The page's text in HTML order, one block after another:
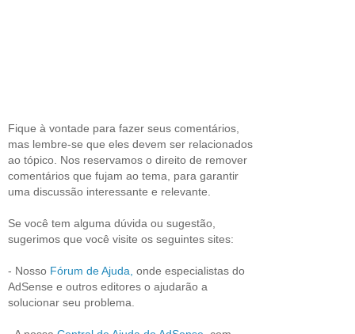
Fique à vontade para fazer seus comentários,
mas lembre-se que eles devem ser relacionados
ao tópico. Nos reservamos o direito de remover
comentários que fujam ao tema, para garantir
uma discussão interessante e relevante.
Se você tem alguma dúvida ou sugestão,
sugerimos que você visite os seguintes sites:
- Nosso Fórum de Ajuda, onde especialistas do
AdSense e outros editores o ajudarão a
solucionar seu problema.